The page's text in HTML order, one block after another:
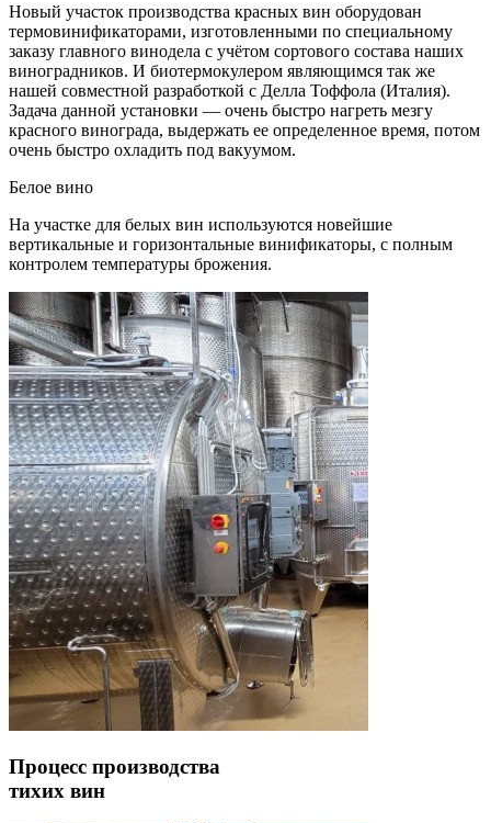
Новый участок производства красных вин оборудован
термовинификаторами, изготовленными по специальному
заказу главного винодела с учётом сортового состава наших
виноградников. И биотермокулером являющимся так же
нашей совместной разработкой с Делла Тоффола (Италия).
Задача данной установки — очень быстро нагреть мезгу
красного винограда, выдержать ее определенное время, потом
очень быстро охладить под вакуумом.
Белое вино
На участке для белых вин используются новейшие
вертикальные и горизонтальные винификаторы, с полным
контролем температуры брожения.
Процесс производства
тихих вин